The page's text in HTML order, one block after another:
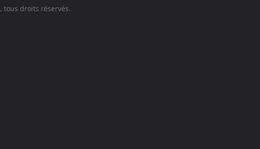
, tous droits réservés.